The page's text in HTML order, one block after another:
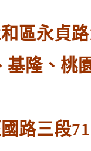
區永貞
基隆、桃
路三段